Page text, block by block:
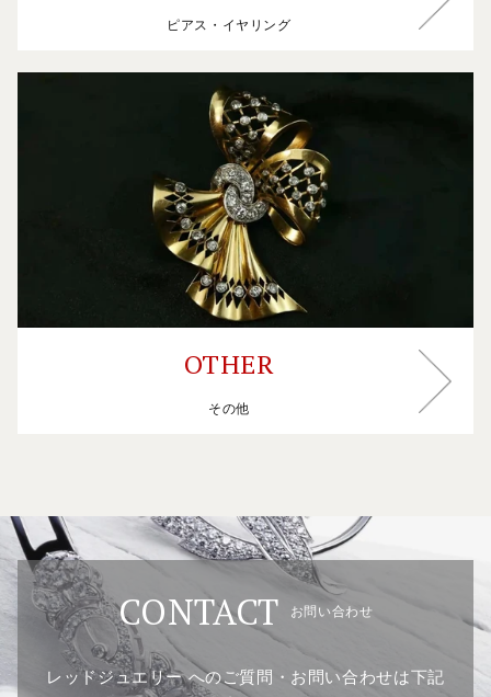
ピアス・イヤリング
OTHER
その他
CONTACT お問い合わせ
レッドジュエリー へのご質問・お問い合わせは下記